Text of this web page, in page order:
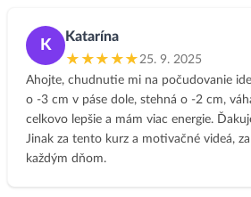
K
Katarína
★★★★★25. 9. 2025
Ahojte, chudnutie mi na počudovanie
o -3 cm v páse dole, stehná o -2 cm,
celkovo lepšie a mám viac energie.
Jinak za tento kurz a motivačné videá,
každým dňom.